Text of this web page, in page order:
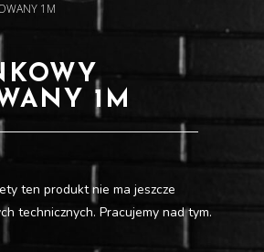
1M
1M
ten produkt nie ma jeszcze
technicznych. Pracujemy nad tym.